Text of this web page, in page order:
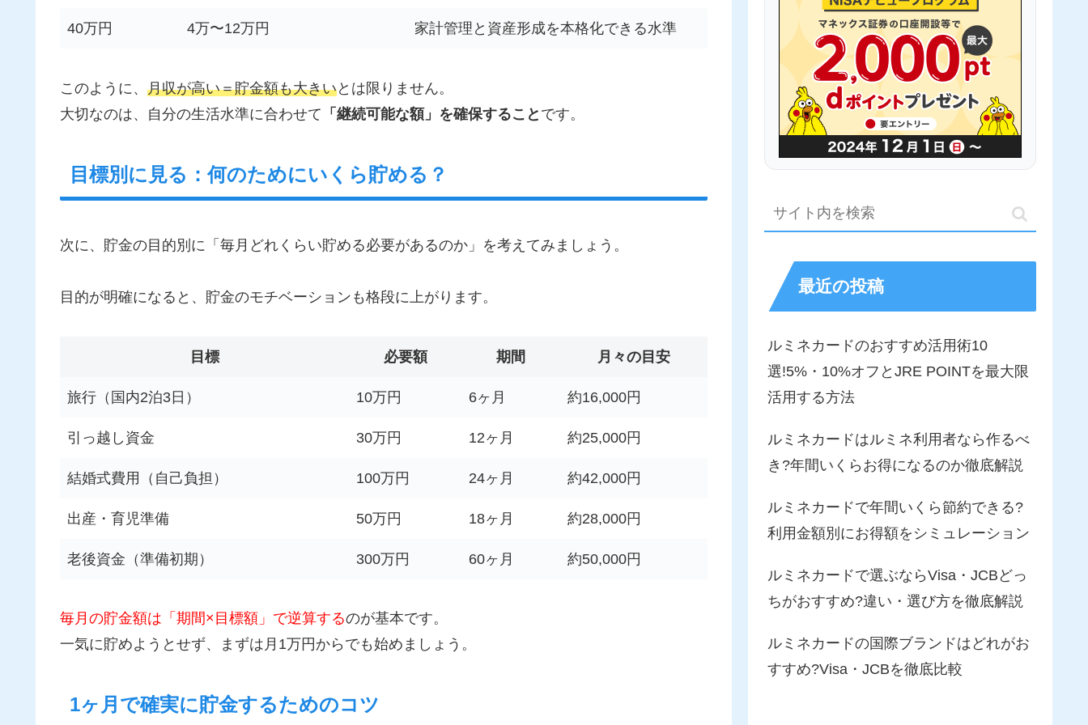
40万円 4万〜12万円 家計管理と資産形成を本格化できる水準
このように、 月収が高い＝貯金額も大きいとは限りません。
大切なのは、自分の生活水準に合わせて 「継続可能な額」を確保すること です。
目標別に見る：何のためにいくら貯める？
次に、貯金の目的別に「毎月どれくらい貯める必要があるのか」を考えてみましょう。
目的が明確になると、貯金のモチベーションも格段に上がります。
目標 必要額 期間 月々の目安
旅行（国内2泊3日） 10万円 6ヶ月 約16,000円
引っ越し資金 30万円 12ヶ月 約25,000円
結婚式費用（自己負担） 100万円 24ヶ月 約42,000円
出産・育児準備 50万円 18ヶ月 約28,000円
老後資金（準備初期） 300万円 60ヶ月 約50,000円
毎月の貯金額は「期間×目標額」で逆算するのが基本です。
一気に貯めようとせず、まずは月1万円からでも始めましょう。
1ヶ月で確実に貯金するためのコツ
最近の投稿
ルミネカードのおすすめ活用術10
選!5%・10%オフとJRE POINTを最大限
活用する方法
ルミネカードはルミネ利用者なら作るべ
き?年間いくらお得になるのか徹底解説
ルミネカードで年間いくら節約できる?
利用金額別にお得額をシミュレーション
ルミネカードで選ぶならVisa・JCBどっ
ちがおすすめ?違い・選び方を徹底解説
ルミネカードの国際ブランドはどれがお
すすめ?Visa・JCBを徹底比較